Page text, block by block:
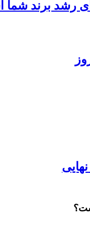
رشد برند